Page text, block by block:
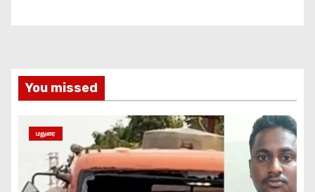
You missed
மதுரை